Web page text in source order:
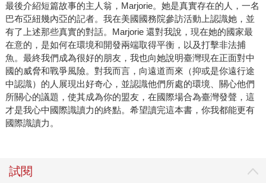
最後介紹短篇故事的主人翁，Marjorie。她是真實存在的人，一名
巴布亞紐幾內亞的記者。我在美國國務院參訪活動上認識她，並
有了上述那些真實的對話。Marjorie 還對我說，現在她的國家最
在意的，是如何在環境和開發兩端取得平衡，以及打擊非法捕
魚。最終我們成為很好的朋友，我也向她說明臺灣現在正面對中
國的威脅和戰爭風險。對我而言，向遠道而來（抑或是你遠行途
中認識）的人展現出好奇心，並認識他們所處的環境、關心他們
所關心的議題，使其成為你的盟友，在國際場合為臺灣發聲，這
才是我心中國際識讀力的終點。希望讀完這本書，你我都能更有
國際識讀力。
試閱